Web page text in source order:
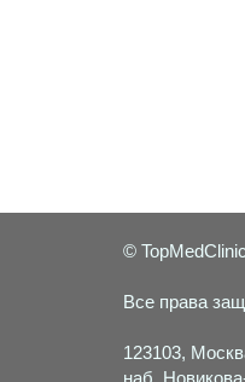
©
Все права
123103,
наб.